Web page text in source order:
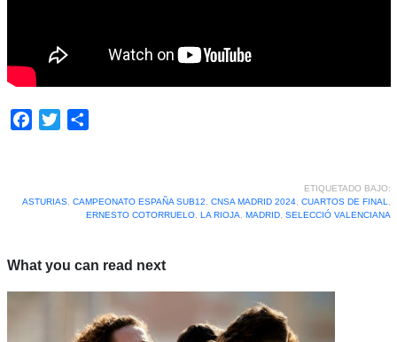
Facebook
Twitter
ETIQUETADO BAJO:
ASTURIAS, CAMPEONATO ESPAÑA SUB12, CNSA MADRID 2024, CUARTOS DE FINAL,
ERNESTO COTORRUELO, LA RIOJA, MADRID, SELECCIÓ VALENCIANA
What you can read next